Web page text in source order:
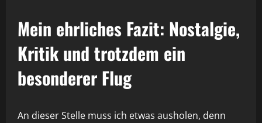
Mein ehrliches Fazit: Nostalgie,
Kritik und trotzdem ein
besonderer Flug
An dieser Stelle muss ich etwas ausholen, denn